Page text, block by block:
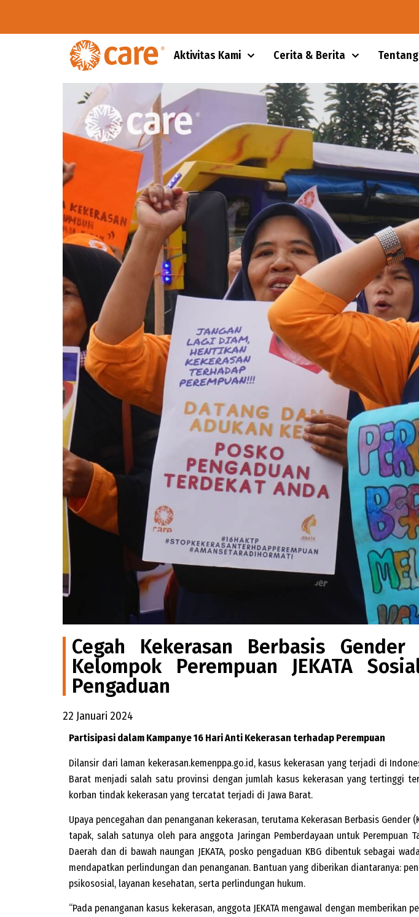
Aktivitas Kami Cerita & Berita
Cegah Kekerasan Berbasis
Kelompok Perempuan JEKATA
Pengaduan
22 Januari 2024
Partisipasi dalam Kampanye 16 Hari Anti Kekerasan terhadap Perempuan
Dilansir dari laman kekerasan.kemenppa.go.id, kasus kekerasan yang terjadi di
Barat menjadi salah satu provinsi dengan jumlah kasus kekerasan yang tertinggi
korban tindak kekerasan yang tercatat terjadi di Jawa Barat.
Upaya pencegahan dan penanganan kekerasan, terutama Kekerasan Berbasis
tapak, salah satunya oleh para anggota Jaringan Pemberdayaan untuk Perempuan
Daerah dan di bawah naungan JEKATA, posko pengaduan KBG dibentuk sebagai
mendapatkan perlindungan dan penanganan. Bantuan yang diberikan diantaranya:
psikososial, layanan kesehatan, serta perlindungan hukum.
“Pada penanganan kasus kekerasan, anggota JEKATA mengawal dengan